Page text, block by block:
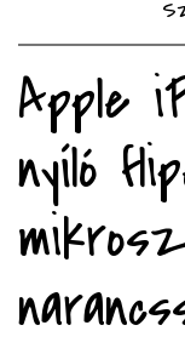
Apple
nyíló